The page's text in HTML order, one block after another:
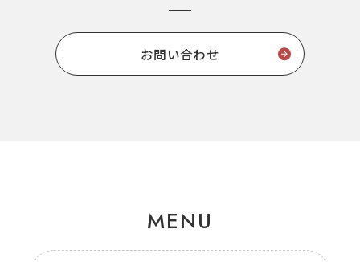
お問い合わせ
MENU